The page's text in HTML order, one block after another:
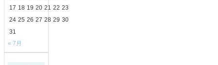
17 18 19 20 21 22 23
24 25 26 27 28 29 30
31
« 7月